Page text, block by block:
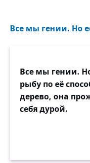
Все мы гении. Но
Все мы гении.
рыбу по её
дерево, она
себя дурой.